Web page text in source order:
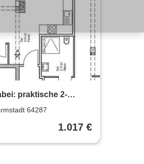
praktische 2-
64287
1.017 €